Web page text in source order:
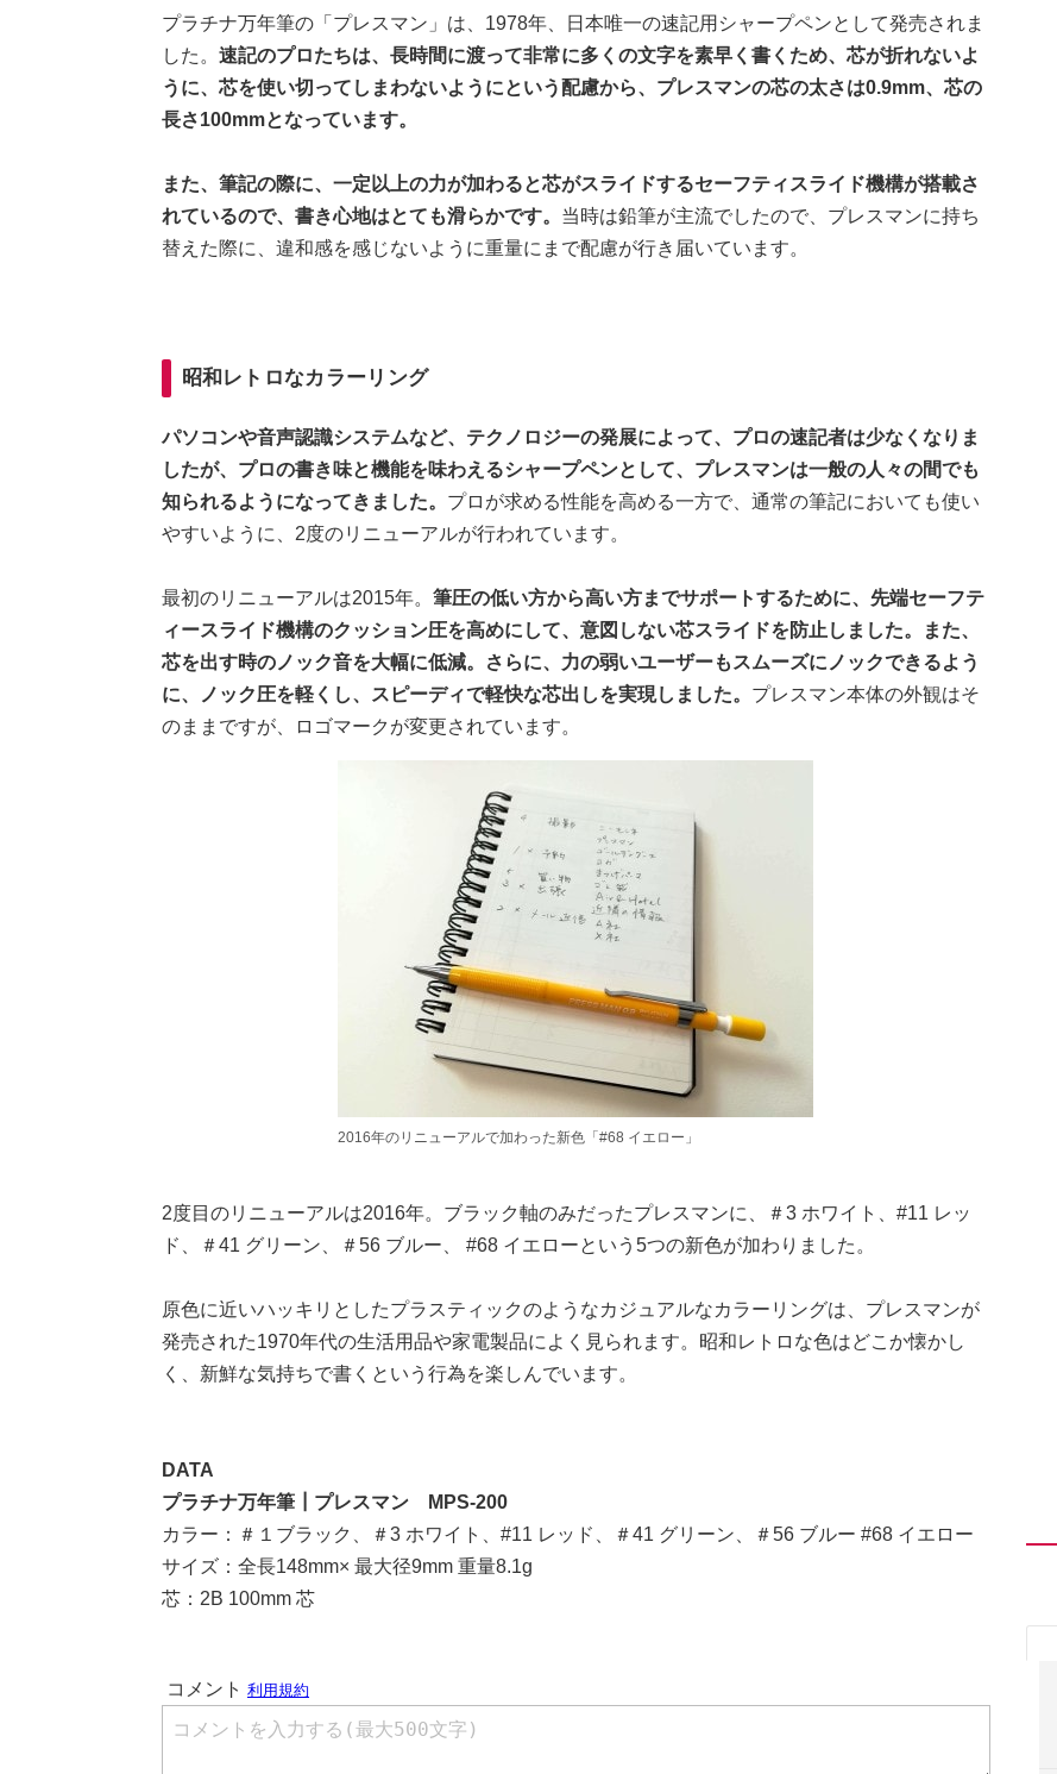
プラチナ万年筆の「プレスマン」は、1978年、日本唯一の速記用シャープペンとして発売されま
した。 速記のプロたちは、長時間に渡って非常に多くの文字を素早く書くため、芯が折れないよ
うに、芯を使い切ってしまわないようにという配慮から、プレスマンの芯の太さは0.9mm、芯の
長さ100mmとなっています。
また、筆記の際に、一定以上の力が加わると芯がスライドするセーフティスライド機構が搭載さ
れているので、書き心地はとても滑らかです。 当時は鉛筆が主流でしたので、プレスマンに持ち
替えた際に、違和感を感じないように重量にまで配慮が行き届いています。
昭和レトロなカラーリング
パソコンや音声認識システムなど、テクノロジーの発展によって、プロの速記者は少なくなりま
したが、プロの書き味と機能を味わえるシャープペンとして、プレスマンは一般の人々の間でも
知られるようになってきました。 プロが求める性能を高める一方で、通常の筆記においても使い
やすいように、2度のリニューアルが行われています。
最初のリニューアルは2015年。 筆圧の低い方から高い方までサポートするために、先端セーフテ
ィースライド機構のクッション圧を高めにして、意図しない芯スライドを防止しました。また、
芯を出す時のノック音を大幅に低減。さらに、力の弱いユーザーもスムーズにノックできるよう
に、ノック圧を軽くし、スピーディで軽快な芯出しを実現しました。 プレスマン本体の外観はそ
のままですが、ロゴマークが変更されています。
2016年のリニューアルで加わった新色「#68 イエロー」
2度目のリニューアルは2016年。ブラック軸のみだったプレスマンに、＃3 ホワイト、#11 レッ
ド、＃41 グリーン、＃56 ブルー、 #68 イエローという5つの新色が加わりました。
原色に近いハッキリとしたプラスティックのようなカジュアルなカラーリングは、プレスマンが
発売された1970年代の生活用品や家電製品によく見られます。昭和レトロな色はどこか懐かし
く、新鮮な気持ちで書くという行為を楽しんでいます。
DATA
プラチナ万年筆┃プレスマン MPS-200
カラー：＃１ブラック、＃3 ホワイト、#11 レッド、＃41 グリーン、＃56 ブルー #68 イエロー
サイズ：全長148mm× 最大径9mm 重量8.1g
芯：2B 100mm 芯